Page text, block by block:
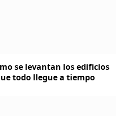
se levantan los edificios
todo llegue a tiempo